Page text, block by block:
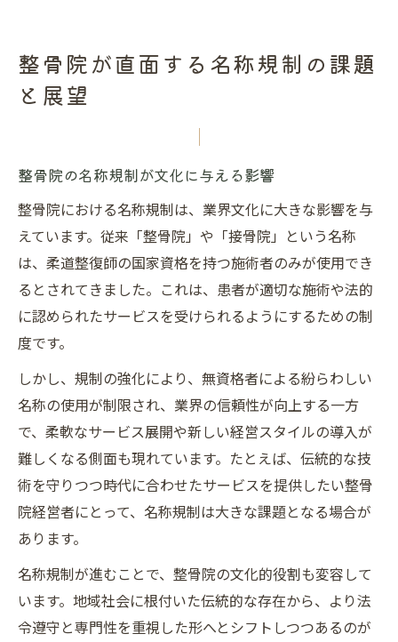
整骨院が直面する名称規制の課題
と展望
整骨院の名称規制が文化に与える影響
整骨院における名称規制は、業界文化に大きな影響を与
えています。従来「整骨院」や「接骨院」という名称
は、柔道整復師の国家資格を持つ施術者のみが使用でき
るとされてきました。これは、患者が適切な施術や法的
に認められたサービスを受けられるようにするための制
度です。
しかし、規制の強化により、無資格者による紛らわしい
名称の使用が制限され、業界の信頼性が向上する一方
で、柔軟なサービス展開や新しい経営スタイルの導入が
難しくなる側面も現れています。たとえば、伝統的な技
術を守りつつ時代に合わせたサービスを提供したい整骨
院経営者にとって、名称規制は大きな課題となる場合が
あります。
名称規制が進むことで、整骨院の文化的役割も変容して
います。地域社会に根付いた伝統的な存在から、より法
令遵守と専門性を重視した形へとシフトしつつあるのが